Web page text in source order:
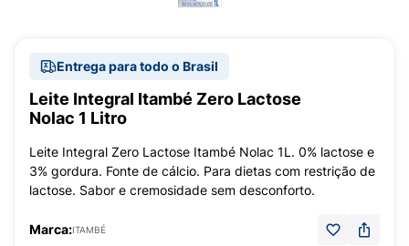
Entrega para todo o Brasil
Leite Integral Itambé Zero Lactose
Nolac 1 Litro
Leite Integral Zero Lactose Itambé Nolac 1L. 0% lactose e
3% gordura. Fonte de cálcio. Para dietas com restrição de
lactose. Sabor e cremosidade sem desconforto.
Marca:ITAMBÉ